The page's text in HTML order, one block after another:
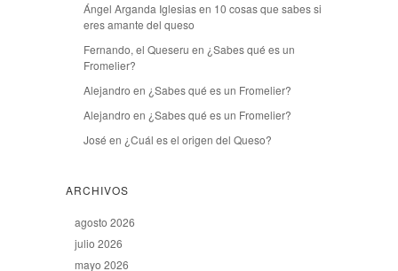
Ángel Arganda Iglesiasen 10 cosas que sabes si
eres amante del queso
Fernando, el Queseru en ¿Sabes qué es un
Fromelier?
Alejandro en ¿Sabes qué es un Fromelier?
Alejandro en ¿Sabes qué es un Fromelier?
José en ¿Cuál es el origen del Queso?
ARCHIVOS
agosto 2026
julio 2026
mayo 2026